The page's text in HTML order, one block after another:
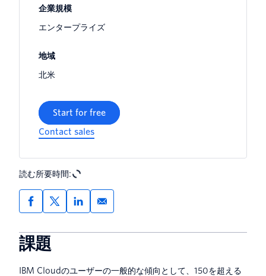
企業規模
エンタープライズ
地域
北米
Start for free
Contact sales
読む所要時間:
課題
IBM Cloudのユーザーの一般的な傾向として、150を超える